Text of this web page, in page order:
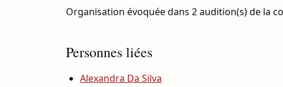
Organisation évoquée dans 2 audition(s) de la
Personnes liées
Alexandra Da Silva